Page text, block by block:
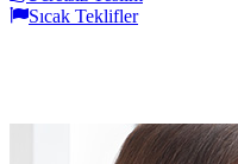
Sıcak Teklifler